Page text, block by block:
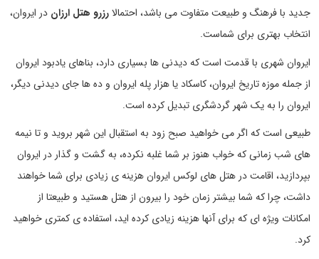
جدید با فرهنگ و طبیعت متفاوت می باشد، احتمالارزرو هتل ارزان در ایروان،
انتخاب بهتری برای شماست.
ایروان شهری با قدمت است که دیدنی ها بسیاری دارد، بناهای یادبود ایروان
از جمله موزه تاریخ ایروان، کاسکاد یا هزار پله ایروان و ده ها جای دیدنی دیگر،
ایروان را به یک شهر گردشگری تبدیل کرده است.
طبیعی است که اگر می خواهید صبح زود به استقبال این شهر بروید و تا نیمه
های شب زمانی که خواب هنوز بر شما غلبه نکرده، به گشت و گذار در ایروان
بپردازید، اقامت در هتل های لوکس ایروان هزینه ی زیادی برای شما خواهند
داشت، چرا که شما بیشتر زمان خود را بیرون از هتل هستید و طبیعتا از
امکانات ویژه ای که برای آنها هزینه زیادی کرده اید، استفاده ی کمتری خواهید
کرد.